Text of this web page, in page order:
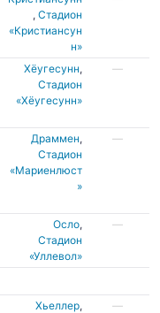
,Стадион
«Кристиансун
н»
Хёугесунн,
Cтадион
«Хёугесунн»
—
Драммен,
Стадион
«Мариенлюст
»
—
Осло,
Стадион
«Уллевол»
—
Хьеллер,
—